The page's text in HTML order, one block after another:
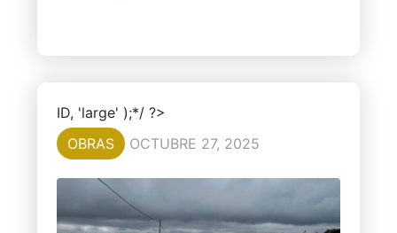
ID, 'large' );*/ ?>
OBRAS
OCTUBRE 27, 2025